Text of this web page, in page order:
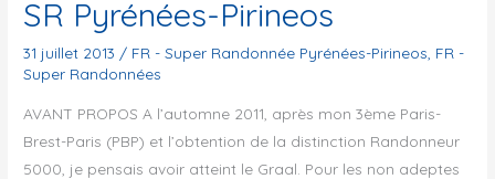
SR Pyrénées-Pirineos
31 juillet 2013 / FR - Super Randonnée Pyrénées-Pirineos FR -
Super Randonnées
AVANT PROPOS A l’automne 2011, après mon 3ème Paris-
Brest-Paris (PBP) et l’obtention de la distinction Randonneur
5000, je pensais avoir atteint le Graal. Pour les non adeptes